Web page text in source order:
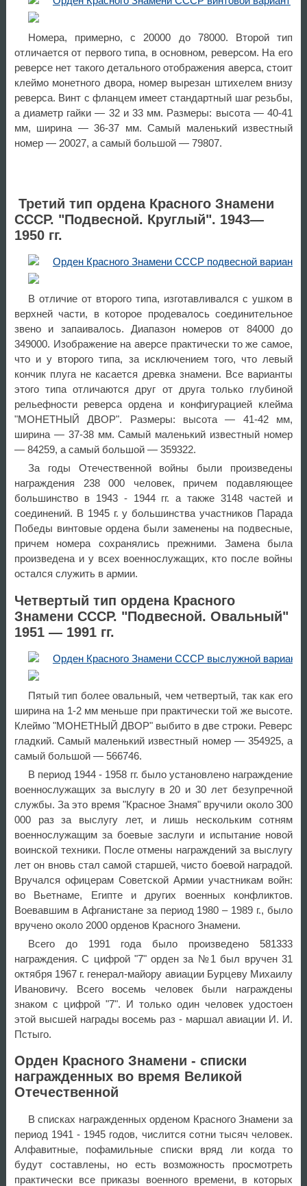
Номера, примерно, с 20000 до 78000. Второй тип
отличается от первого типа, в основном, реверсом. На его
реверсе нет такого детального отображения аверса, стоит
клеймо монетного двора, номер вырезан штихелем внизу
реверса. Винт с фланцем имеет стандартный шаг резьбы,
а диаметр гайки — 32 и 33 мм. Размеры: высота — 40-41
мм, ширина — 36-37 мм. Самый маленький известный
номер — 20027, а самый большой — 79807.
Третий тип ордена Красного Знамени
СССР. "Подвесной. Круглый". 1943—
1950 гг.
В отличие от второго типа, изготавливался с ушком в
верхней части, в которое продевалось соединительное
звено и запаивалось. Диапазон номеров от 84000 до
349000. Изображение на аверсе практически то же самое,
что и у второго типа, за исключением того, что левый
кончик плуга не касается древка знамени. Все варианты
этого типа отличаются друг от друга только глубиной
рельефности реверса ордена и конфигурацией клейма
"МОНЕТНЫЙ ДВОР". Размеры: высота — 41-42 мм,
ширина — 37-38 мм. Самый маленький известный номер
— 84259, а самый большой — 359322.
За годы Отечественной войны были произведены
награждения 238 000 человек, причем подавляющее
большинство в 1943 - 1944 гг. а также 3148 частей и
соединений. В 1945 г. у большинства участников Парада
Победы винтовые ордена были заменены на подвесные,
причем номера сохранялись прежними. Замена была
произведена и у всех военнослужащих, кто после войны
остался служить в армии.
Четвертый тип ордена Красного
Знамени СССР. "Подвесной. Овальный"
1951 — 1991 гг.
Пятый тип более овальный, чем четвертый, так как его
ширина на 1-2 мм меньше при практически той же высоте.
Клеймо "МОНЕТНЫЙ ДВОР" выбито в две строки. Реверс
гладкий. Самый маленький известный номер — 354925, а
самый большой — 566746.
В период 1944 - 1958 гг. было установлено награждение
военнослужащих за выслугу в 20 и 30 лет безупречной
службы. За это время "Красное Знамя" вручили около 300
000 раз за выслугу лет, и лишь нескольким сотням
военнослужащим за боевые заслуги и испытание новой
воинской техники. После отмены награждений за выслугу
лет он вновь стал самой старшей, чисто боевой наградой.
Вручался офицерам Советской Армии участникам войн:
во Вьетнаме, Египте и других военных конфликтов.
Воевавшим в Афганистане за период 1980 – 1989 г., было
вручено около 2000 орденов Красного Знамени.
Всего до 1991 года было произведено 581333
награждения. С цифрой "7" орден за №1 был вручен 31
октября 1967 г. генерал-майору авиации Бурцеву Михаилу
Ивановичу. Всего восемь человек были награждены
знаком с цифрой "7". И только один человек удостоен
этой высшей награды восемь раз - маршал авиации И. И.
Пстыго.
Орден Красного Знамени - списки
награжденных во время Великой
Отечественной
В списках награжденных орденом Красного Знамени за
период 1941 - 1945 годов, числится сотни тысяч человек.
Алфавитные, пофамильные списки вряд ли когда то
будут составлены, но есть возможность просмотреть
практически все приказы военного времени, в которых